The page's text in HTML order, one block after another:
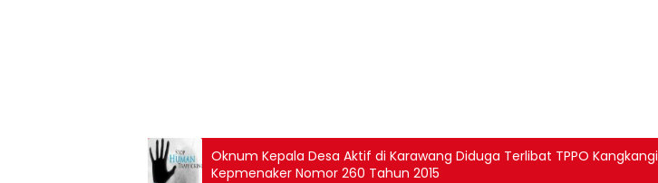
Oknum Kepala Desa Aktif di Karawang Diduga Terlibat TPPO Kangkangi
Kepmenaker Nomor 260 Tahun 2015